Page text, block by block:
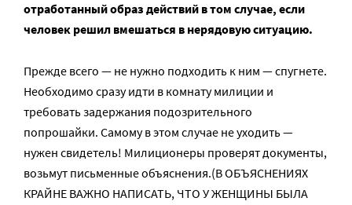
отработанный образ действий в том случае, если
человек решил вмешаться в нерядовую ситуацию.
Прежде всего — не нужно подходить к ним — спугнете.
Необходимо сразу идти в комнату милиции и
требовать задержания подозрительного
попрошайки. Самому в этом случае не уходить —
нужен свидетель! Милиционеры проверят документы,
возьмут письменные объяснения.(В ОБЪЯСНЕНИЯХ
КРАЙНЕ ВАЖНО НАПИСАТЬ, ЧТО У ЖЕНЩИНЫ БЫЛА